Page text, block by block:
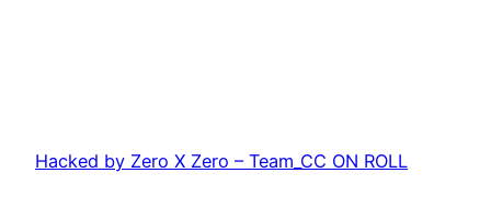
Hacked by Zero X Zero – Team_CC ON ROLL